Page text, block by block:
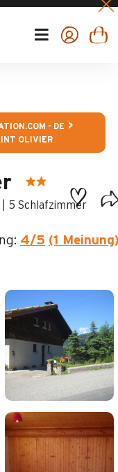
- DE
OLIVIER
5 Schlafzimmer
4/5 (1